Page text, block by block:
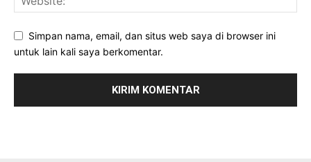
Simpan nama, email, dan situs web saya di browser ini
untuk lain kali saya berkomentar.